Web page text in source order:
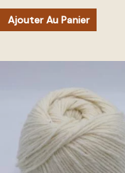
Ajouter Au Panier